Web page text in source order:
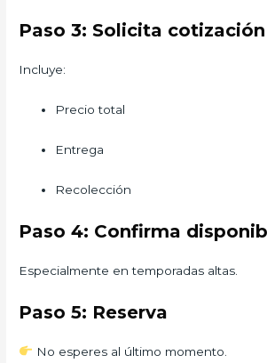
Paso 3: Solicita cotización
Incluye:
Precio total
Entrega
Recolección
Paso 4: Confirma
Especialmente en temporadas altas.
Paso 5: Reserva
No esperes al último momento.